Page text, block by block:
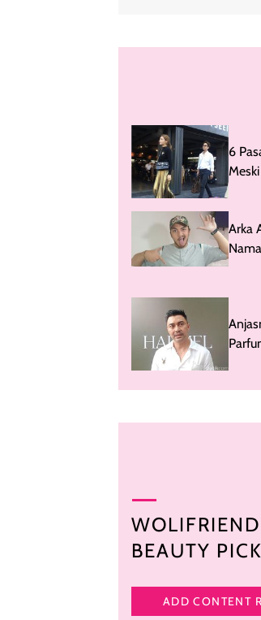
6
Arka
BEAUTY
ADD CONTENT